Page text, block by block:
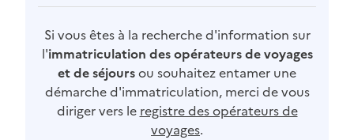
Si vous êtes à la recherche d'information sur
l'immatriculation des opérateurs de voyages
et de séjoursou souhaitez entamer une
démarche d'immatriculation, merci de vous
diriger vers le registre des opérateurs de
voyages.